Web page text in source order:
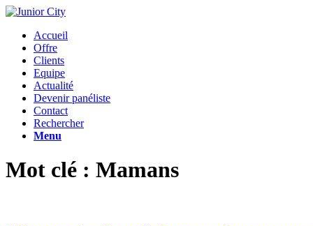
Accueil
Offre
Clients
Equipe
Actualité
Devenir panéliste
Contact
Rechercher
Menu
Mot clé : Mamans